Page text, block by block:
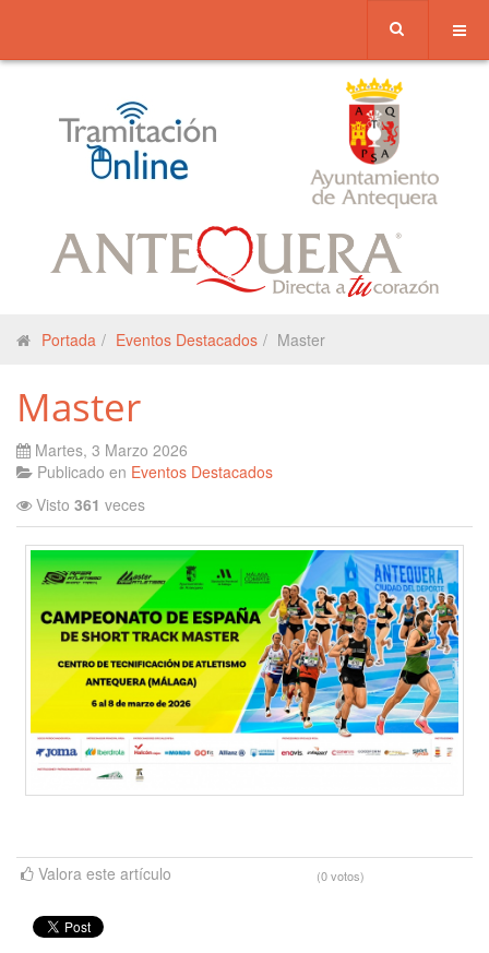
Portada Eventos Destacados Master
Master
Martes, 3 Marzo 2026
Publicado en Eventos Destacados
Visto 361 veces
Valora este artículo (0 votos)